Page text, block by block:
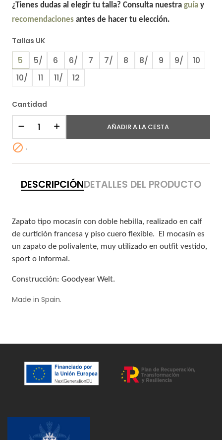
¿Tienes dudas al elegir tu talla? Consulta nuestra guíay
recomendacionesantes de hacer tu elección.
Tallas UK
5 5/ 6 6/ 7 7/ 8 8/ 9 9/
10
10/
11 11/ 12
Cantidad
AÑADIR A LA CESTA
 .
DESCRIPCIÓNDETALLES DEL PRODUCTO
Zapato tipo mocasín con doble hebilla, realizado en calf
de curtición francesa y piso cuero flexible.
El mocasín es
un zapato de polivalente, muy utilizado en outfit vestido,
sport o informal.
Construcción: Goodyear Welt.
Made in Spain.